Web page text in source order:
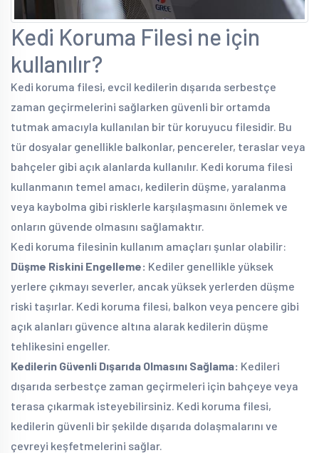
Kedi Koruma Filesi ne için
kullanılır?
Kedi koruma filesi, evcil kedilerin dışarıda serbestçe
zaman geçirmelerini sağlarken güvenli bir ortamda
tutmak amacıyla kullanılan bir tür koruyucu filesidir. Bu
tür dosyalar genellikle balkonlar, pencereler, teraslar veya
bahçeler gibi açık alanlarda kullanılır. Kedi koruma filesi
kullanmanın temel amacı, kedilerin düşme, yaralanma
veya kaybolma gibi risklerle karşılaşmasını önlemek ve
onların güvende olmasını sağlamaktır.
Kedi koruma filesinin kullanım amaçları şunlar olabilir:
Düşme Riskini Engelleme: Kediler genellikle yüksek
yerlere çıkmayı severler, ancak yüksek yerlerden düşme
riski taşırlar. Kedi koruma filesi, balkon veya pencere gibi
açık alanları güvence altına alarak kedilerin düşme
tehlikesini engeller.
Kedilerin Güvenli Dışarıda Olmasını Sağlama: Kedileri
dışarıda serbestçe zaman geçirmeleri için bahçeye veya
terasa çıkarmak isteyebilirsiniz. Kedi koruma filesi,
kedilerin güvenli bir şekilde dışarıda dolaşmalarını ve
çevreyi keşfetmelerini sağlar.